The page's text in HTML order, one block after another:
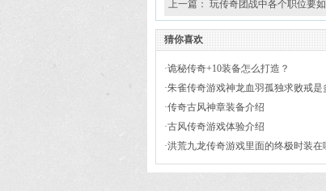
上一篇： 玩传奇团战中各个职位要
猜你喜欢
·诡秘传奇+10装备怎么打造？
·朱雀传奇游戏神龙血羽孤独求败戒是
的？
·传奇古风神章装备介绍
·古风传奇游戏体验介绍
·洪荒九龙传奇游戏里面的终极时装在
爆出？